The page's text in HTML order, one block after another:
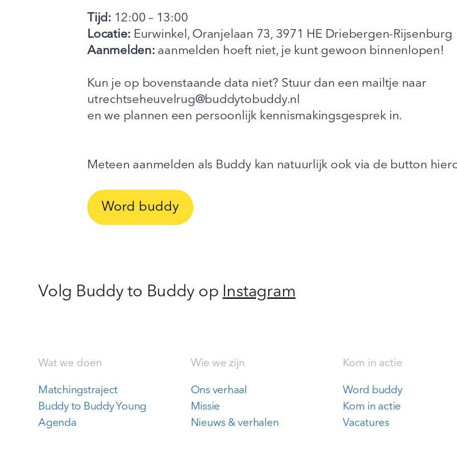
Tijd: 12:00 – 13:00
Locatie: Eurwinkel, Oranjelaan 73, 3971 HE Driebergen-Rijsenburg
Aanmelden: aanmelden hoeft niet, je kunt gewoon binnenlopen!
Kun je op bovenstaande data niet? Stuur dan een mailtje naar
utrechtseheuvelrug@buddytobuddy.nl
en we plannen een persoonlijk kennismakingsgesprek in.
Meteen aanmelden als Buddy kan natuurlijk ook via de button
Word buddy
Volg Buddy to Buddy op Instagram
Wat we doen
Matchingstraject
Buddy to Buddy Young
Agenda
Wie we zijn
Ons verhaal
Missie
Nieuws & verhalen
Kom in actie
Word buddy
Kom in actie
Vacatures